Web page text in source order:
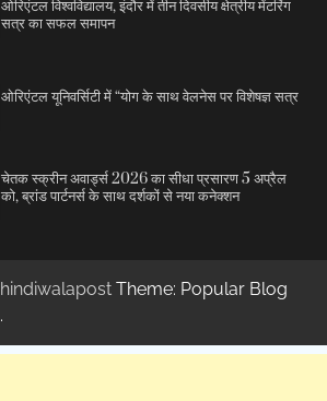
ओरिएंटल विश्वविद्यालय, इंदौर में तीन दिवसीय क्षेत्रीय मेंटरिंग
सत्र का सफल समापन
ओरिएंटल यूनिवर्सिटी में “योग के साथ वेलनेस पर विशेषज्ञ सत्र
चेतक स्क्रीन अवार्ड्स 2026 का सीधा प्रसारण 5 अप्रैल
को, ब्रांड पार्टनर्स के साथ दर्शकों से नया कनेक्शन
hindiwalapost Theme: Popular Blog
.